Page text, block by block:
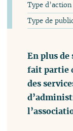
Type d’action
Type de
En plus
fait partie
des